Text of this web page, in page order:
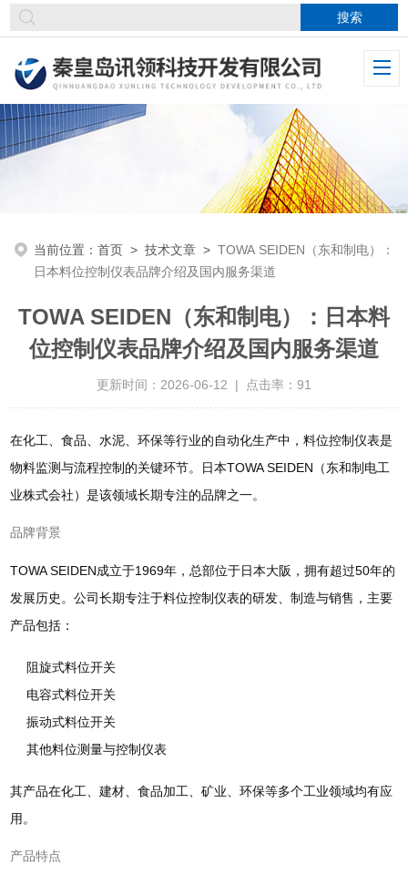
当前位置：首页 >技术文章 >TOWA SEIDEN（东和制电）：
日本料位控制仪表品牌介绍及国内服务渠道
TOWA SEIDEN（东和制电）：日本料
位控制仪表品牌介绍及国内服务渠道
更新时间：2026-06-12 | 点击率：91
在化工、食品、水泥、环保等行业的自动化生产中，料位控制仪表是
物料监测与流程控制的关键环节。日本TOWA SEIDEN（东和制电工
业株式会社）是该领域长期专注的品牌之一。
品牌背景
TOWA SEIDEN成立于1969年，总部位于日本大阪，拥有超过50年的
发展历史。公司长期专注于料位控制仪表的研发、制造与销售，主要
产品包括：
阻旋式料位开关
电容式料位开关
振动式料位开关
其他料位测量与控制仪表
其产品在化工、建材、食品加工、矿业、环保等多个工业领域均有应
用。
产品特点